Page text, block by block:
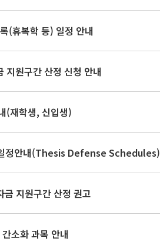
(휴복학 등) 일정 안내
지원구간 산정 신청 안내
(재학생, 신입생)
정안내(Thesis Defense Schedules)
지원구간 산정 권고
소화 과목 안내